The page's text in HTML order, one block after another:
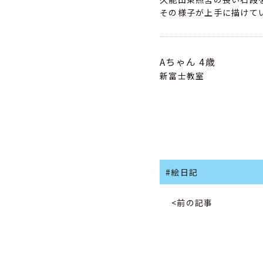
その様子が上手に描けて
Aちゃん 4歳
新富士教室
#絵日記
<前の記事